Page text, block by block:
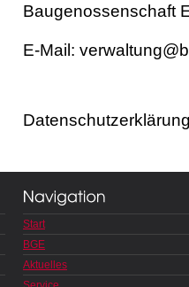
Baugenossenschaft
E-Mail:
Start
BGE
Aktuelles